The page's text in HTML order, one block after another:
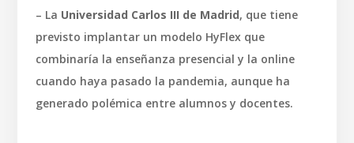
– La Universidad Carlos III de Madrid, que tiene
previsto implantar un modelo HyFlex que
combinaría la enseñanza presencial y la online
cuando haya pasado la pandemia, aunque ha
generado polémica entre alumnos y docentes.